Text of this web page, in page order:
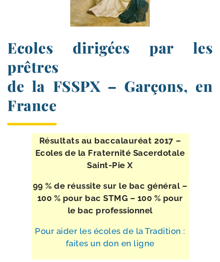
Ecoles dirigées par les
prêtres
de la FSSPX – Garçons, en
France
Résultats au bac­ca­lau­réat 2017 –
Ecoles de la Fraternité Sacerdotale
Saint-​Pie X
99 % de réus­site sur le bac géné­ral –
100 % pour bac STMG – 100 % pour
le bac professionnel
Pour aider les écoles de la Tradition :
faites un don en ligne